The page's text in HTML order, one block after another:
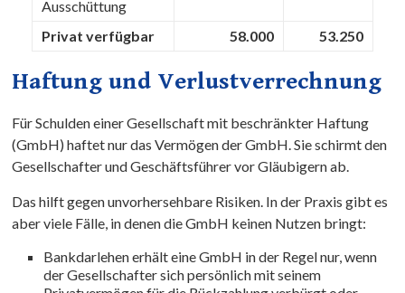
Ausschüttung
Privat verfügbar
58.000 53.250
Haftung und Verlustverrechnung
Für Schulden einer Gesellschaft mit beschränkter Haftung
(GmbH) haftet nur das Vermögen der GmbH. Sie schirmt den
Gesellschafter und Geschäftsführer vor Gläubigern ab.
Das hilft gegen unvorhersehbare Risiken. In der Praxis gibt es
aber viele Fälle, in denen die GmbH keinen Nutzen bringt:
Bankdarlehen erhält eine GmbH in der Regel nur, wenn
der Gesellschafter sich persönlich mit seinem